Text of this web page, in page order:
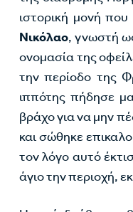
ιστορική μονή που
Νικόλαο, γνωστή
ονομασία της
την περίοδο της
ιππότης πήδησε
βράχο για να μην
και σώθηκε
τον λόγο αυτό
άγιο την περιοχή,